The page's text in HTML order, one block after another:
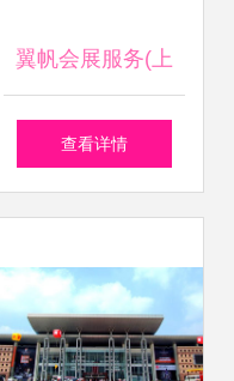
翼帆会展服务(上
海) 设计师家园的
查看详情